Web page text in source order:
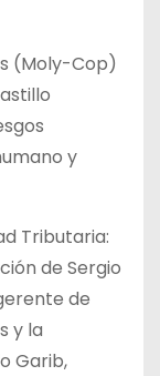
(Moly-Cop)
y
Tributaria:
de Sergio
de
y la
Garib,